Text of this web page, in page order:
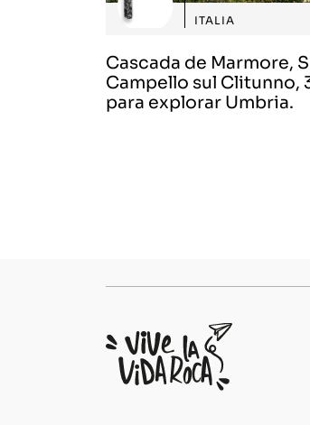
ITALIA
Cascada de Marmore,
Campello sul Clitunno,
para explorar Umbria.